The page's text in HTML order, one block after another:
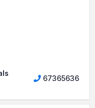
67365636